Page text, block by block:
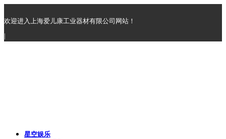
欢迎进入上海爱儿康工业器材有限公司网站！
|
星空娱乐